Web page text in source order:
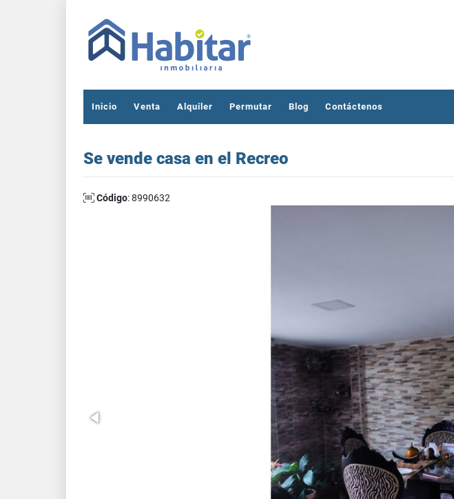
Inicio Venta Alquiler Permutar Blog Contáctenos
Se vende casa en el Recreo
Código: 8990632